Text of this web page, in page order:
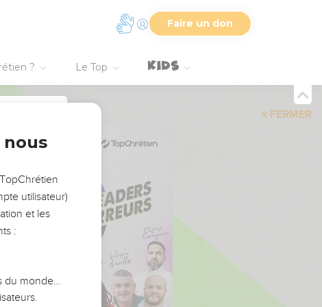
Faire un don
? Le Top
FERMER
utilisateur)
et les
:
du monde…